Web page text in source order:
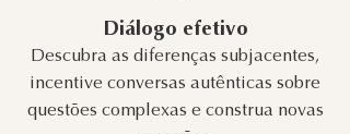
Diálogo efetivo
Descubra as diferenças subjacentes,
incentive conversas autênticas sobre
questões complexas e construa novas